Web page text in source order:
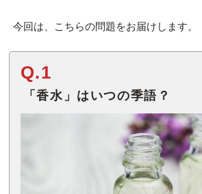
今回は、こちらの問題をお届けします。
Q.1
「香水」はいつの季語？